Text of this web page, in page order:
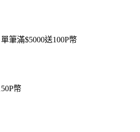
筆滿$5000送100P幣
幣